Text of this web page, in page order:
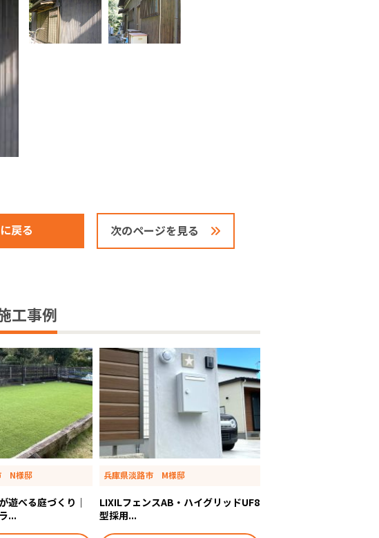
戻る 次のページを見る
工事例
N様邸
遊べる庭づくり｜
...
兵庫県淡路市 M様邸
LIXILフェンスAB・ハイグリッドUF8
型採用...